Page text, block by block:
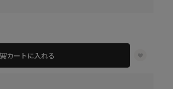
カートに入れる